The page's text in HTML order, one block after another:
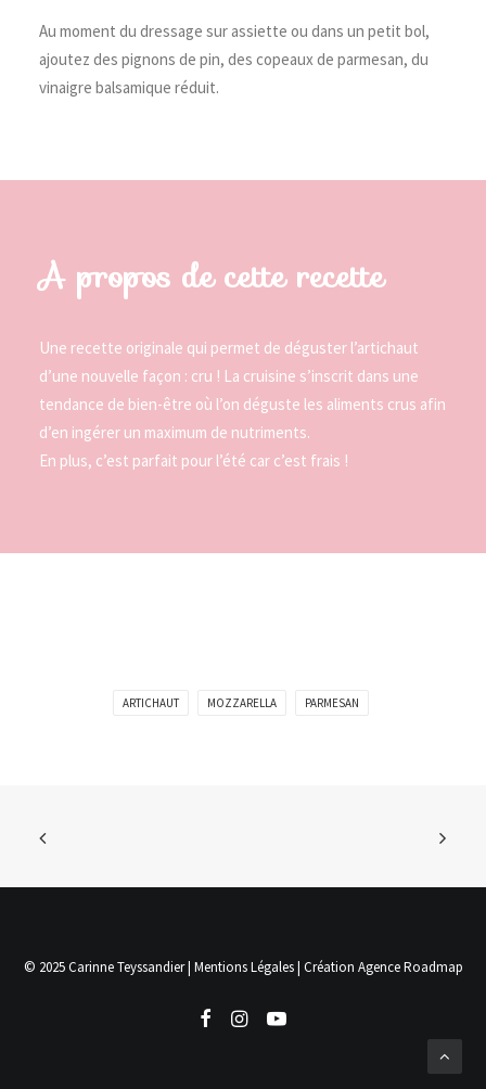
Au moment du dressage sur assiette ou dans un petit bol,
ajoutez des pignons de pin, des copeaux de parmesan, du
vinaigre balsamique réduit.
A propos de cette recette
Une recette originale qui permet de déguster l’artichaut
d’une nouvelle façon : cru ! La cruisine s’inscrit dans une
tendance de bien-être où l’on déguste les aliments crus afin
d’en ingérer un maximum de nutriments.
En plus, c’est parfait pour l’été car c’est frais !
ARTICHAUT MOZZARELLA PARMESAN
© 2025 Carinne Teyssandier | Mentions Légales| Création Agence Roadmap